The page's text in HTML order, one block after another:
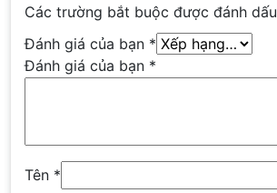
Các trường bắt buộc được đánh dấu
Đánh giá của bạn *
Đánh giá của bạn *
Tên *